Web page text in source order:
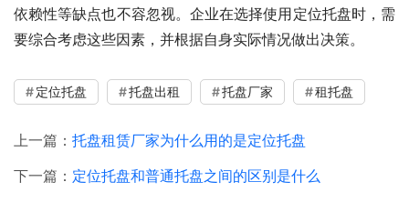
依赖性等缺点也不容忽视。企业在选择使用定位托盘时，需
要综合考虑这些因素，并根据自身实际情况做出决策。
定位托盘 托盘出租 托盘厂家 租托盘
上一篇： 托盘租赁厂家为什么用的是定位托盘
下一篇： 定位托盘和普通托盘之间的区别是什么